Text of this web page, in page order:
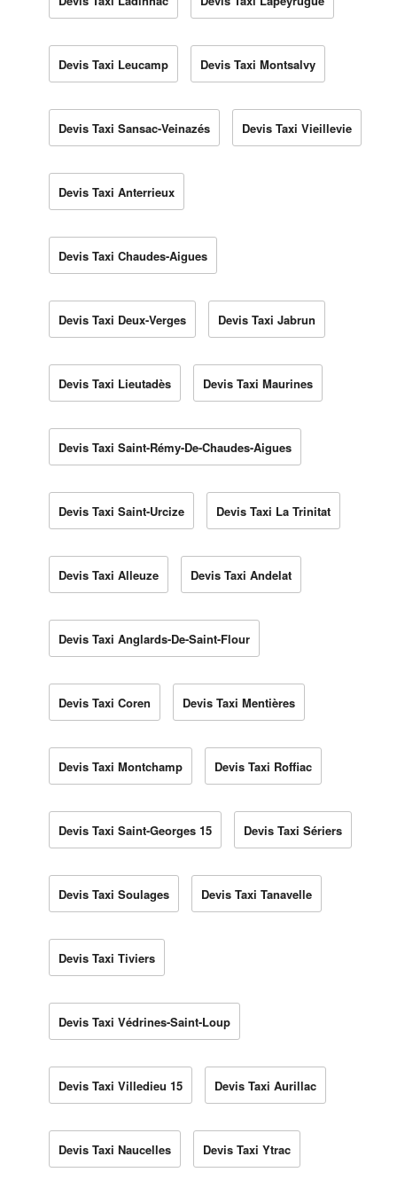
Devis Taxi Leucamp Devis Taxi Montsalvy
Devis Taxi Sansac-Veinazés Devis Taxi Vieillevie
Devis Taxi Anterrieux
Devis Taxi Chaudes-Aigues
Devis Taxi Deux-Verges Devis Taxi Jabrun
Devis Taxi Lieutadès Devis Taxi Maurines
Devis Taxi Saint-Rémy-De-Chaudes-Aigues
Devis Taxi Saint-Urcize Devis Taxi La Trinitat
Devis Taxi Alleuze Devis Taxi Andelat
Devis Taxi Anglards-De-Saint-Flour
Devis Taxi Coren Devis Taxi Mentières
Devis Taxi Montchamp Devis Taxi Roffiac
Devis Taxi Saint-Georges 15 Devis Taxi Sériers
Devis Taxi Soulages Devis Taxi Tanavelle
Devis Taxi Tiviers
Devis Taxi Védrines-Saint-Loup
Devis Taxi Villedieu 15 Devis Taxi Aurillac
Devis Taxi Naucelles Devis Taxi Ytrac